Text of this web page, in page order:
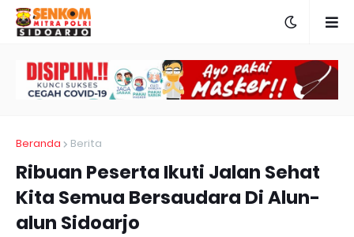
Beranda Berita
Ribuan Peserta Ikuti Jalan Sehat
Kita Semua Bersaudara Di Alun-
alun Sidoarjo